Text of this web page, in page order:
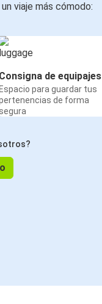
viaje más cómodo:
Consigna de equipajes
Espacio para guardar tus
de forma
segura